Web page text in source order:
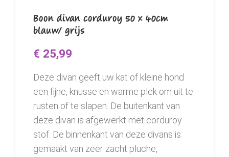
Boon divan corduroy 50 x 40cm
blauw/ grijs
€ 25,99
Deze divan geeft uw kat of kleine hond
een fijne, knusse en warme plek om uit te
rusten of te slapen. De buitenkant van
deze divan is afgewerkt met corduroy
stof. De binnenkant van deze divans is
gemaakt van zeer zacht pluche,